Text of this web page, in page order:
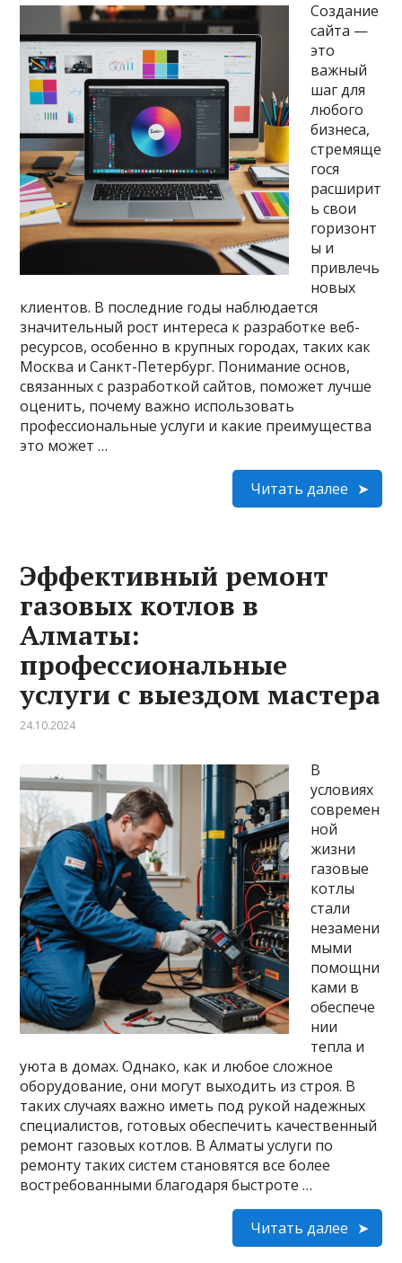
Создание
сайта —
это
важный
шаг для
любого
бизнеса,
стремяще
гося
расширит
ь свои
горизонт
ы и
привлечь
новых
клиентов. В последние годы наблюдается
значительный рост интереса к разработке веб-
ресурсов, особенно в крупных городах, таких как
Москва и Санкт-Петербург. Понимание основ,
связанных с разработкой сайтов, поможет лучше
оценить, почему важно использовать
профессиональные услуги и какие преимущества
это может …
Читать далее
Эффективный ремонт
газовых котлов в
Алматы:
профессиональные
услуги с выездом мастера
24.10.2024
В
условиях
современ
ной
жизни
газовые
котлы
стали
незамени
мыми
помощни
ками в
обеспече
нии
тепла и
уюта в домах. Однако, как и любое сложное
оборудование, они могут выходить из строя. В
таких случаях важно иметь под рукой надежных
специалистов, готовых обеспечить качественный
ремонт газовых котлов. В Алматы услуги по
ремонту таких систем становятся все более
востребованными благодаря быстроте …
Читать далее